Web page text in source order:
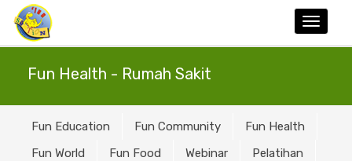
Toggle
Fun Health - Rumah Sakit
Fun Education Fun Community
Fun Health
Fun World
Fun Food Webinar
Pelatihan